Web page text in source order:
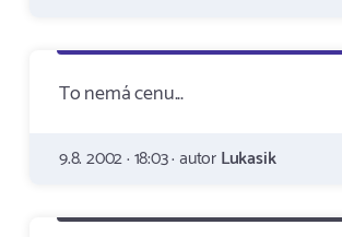
To nemá cenu...
9.8. 2002 · 18:03 · autorLukasik